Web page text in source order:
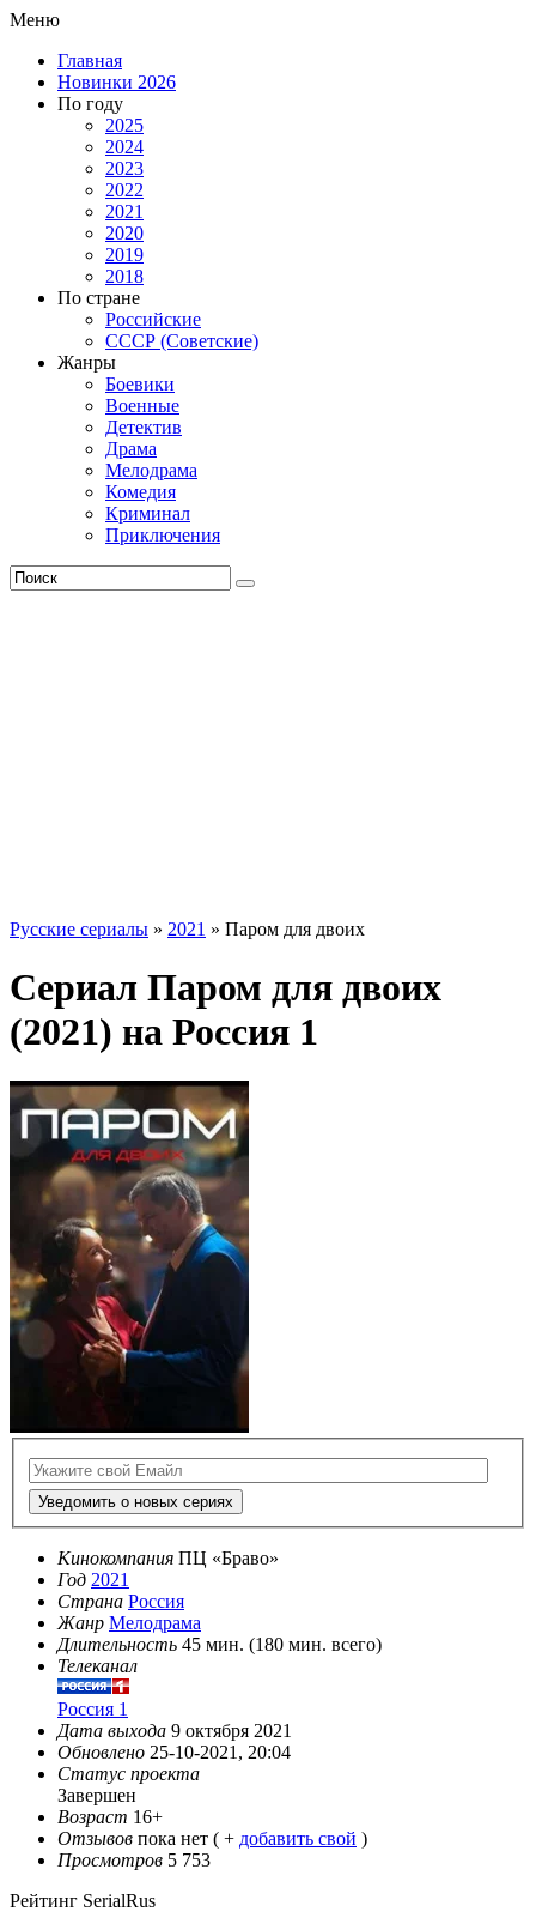
Меню
Главная
Новинки 2026
По году
2025
2024
2023
2022
2021
2020
2019
2018
По стране
Российские
СССР (Советские)
Жанры
Боевики
Военные
Детектив
Драма
Мелодрама
Комедия
Криминал
Приключения
Русские сериалы » 2021 » Паром для двоих
Сериал Паром для двоих
(2021) на Россия 1
Уведомить о новых сериях
Кинокомпания ПЦ «Браво»
Год 2021
Страна Россия
Жанр Мелодрама
Длительность 45 мин. (180 мин. всего)
Телеканал
Россия 1
Дата выхода 9 октября 2021
Обновлено 25-10-2021, 20:04
Статус проекта
Завершен
Возраст 16+
Отзывов пока нет ( + добавить свой )
Просмотров 5 753
Рейтинг SerialRus